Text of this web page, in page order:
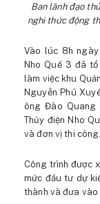
Ban lãnh đạo
nghi thức động
Vào lúc 8h ngày
Nho Quế 3 đã
làm việc khu
Nguyễn Phú
ông Đào Quang
Thủy điện Nho
và đơn vị thi công.
Công trình được
mức đầu tư dự
thành và đưa